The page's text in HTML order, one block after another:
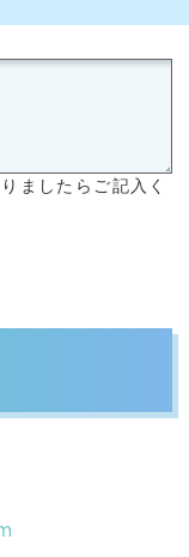
ましたらご記入く